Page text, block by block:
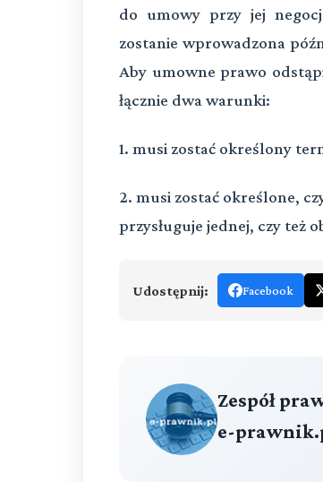
do umowy przy jej
zostanie wprowadzona
Aby umowne prawo
łącznie dwa warunki:
1. musi zostać określony
2. musi zostać określone,
przysługuje jednej, czy też
Udostępnij: Facebook
Zespół
e-